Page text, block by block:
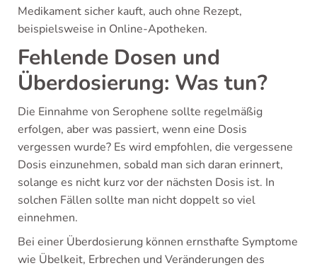
Medikament sicher kauft, auch ohne Rezept,
beispielsweise in Online-Apotheken.
Fehlende Dosen und
Überdosierung: Was tun?
Die Einnahme von Serophene sollte regelmäßig
erfolgen, aber was passiert, wenn eine Dosis
vergessen wurde? Es wird empfohlen, die vergessene
Dosis einzunehmen, sobald man sich daran erinnert,
solange es nicht kurz vor der nächsten Dosis ist. In
solchen Fällen sollte man nicht doppelt so viel
einnehmen.
Bei einer Überdosierung können ernsthafte Symptome
wie Übelkeit, Erbrechen und Veränderungen des